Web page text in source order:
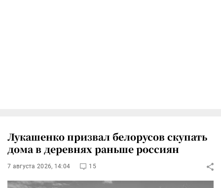
Лукашенко призвал белорусов скупать
дома в деревнях раньше россиян
7 августа 2026, 14:04 15